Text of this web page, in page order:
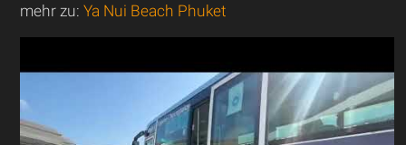
mehr zu:Ya Nui Beach Phuket